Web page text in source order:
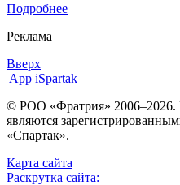
Подробнее
Реклама
Вверх
App iSpartak
© РОО «Фратрия» 2006–2026.
являются
«Спартак».
Карта сайта
Раскрутка сайта: